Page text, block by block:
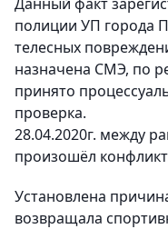
полиции УП города
телесных
назначена СМЭ, по
принято
проверка.
28.04.2020г. между
произошёл
Установлена
возвращала